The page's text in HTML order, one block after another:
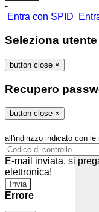
-
Entra con SPID
Seleziona utente
button close ×
Recupero
button close ×
all'indirizzo indicato con
E-mail inviata, si
elettronica!
Errore